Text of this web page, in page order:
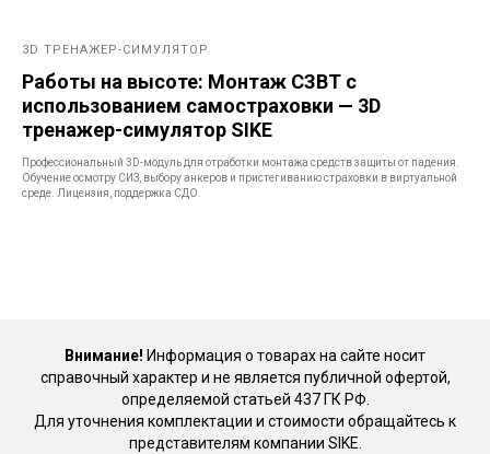
3D ТРЕНАЖЕР-СИМУЛЯТОР
Работы на высоте: Монтаж СЗВТ с
использованием самостраховки — 3D
тренажер-симулятор SIKE
Профессиональный 3D-модуль для отработки монтажа средств защиты от падения.
Обучение осмотру СИЗ, выбору анкеров и пристегиванию страховки в виртуальной
среде. Лицензия, поддержка СДО.
Внимание! Информация о товарах на сайте носит
справочный характер и не является публичной офертой,
определяемой статьей 437 ГК РФ.
Для уточнения комплектации и стоимости обращайтесь к
представителям компании SIKE.